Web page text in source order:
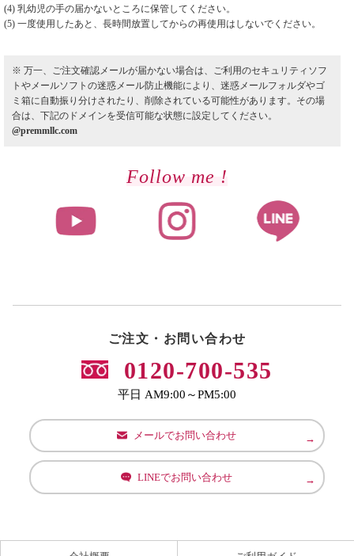
(4) 乳幼児の手の届かないところに保管してください。
(5) 一度使用したあと、長時間放置してからの再使用はしないでください。
※ 万一、ご注文確認メールが届かない場合は、ご利用のセキュリティソフ
トやメールソフトの迷惑メール防止機能により、迷惑メールフォルダやゴ
ミ箱に自動振り分けされたり、削除されている可能性があります。その場
合は、下記のドメインを受信可能な状態に設定してください。
@premmllc.com
Follow me !
ご注文・お問い合わせ
0120-700-535
平日 AM9:00～PM5:00
メールでお問い合わせ
LINEでお問い合わせ